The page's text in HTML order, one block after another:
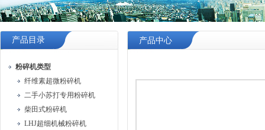
产品目录
粉碎机类型
纤维素超微粉碎机
二手小苏打专用粉碎机
柴田式粉碎机
LHJ超细机械粉碎机
产品中心